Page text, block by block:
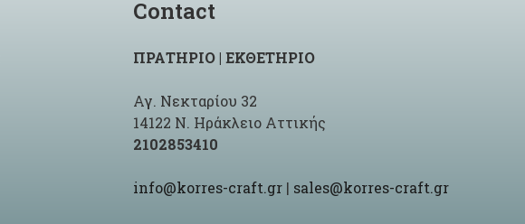
Contact
ΠΡΑΤΗΡΙΟ | ΕΚΘΕΤΗΡΙΟ
Αγ. Νεκταρίου 32
14122 Ν. Ηράκλειο Αττικής
2102853410
info@korres-craft.gr| sales@korres-craft.gr